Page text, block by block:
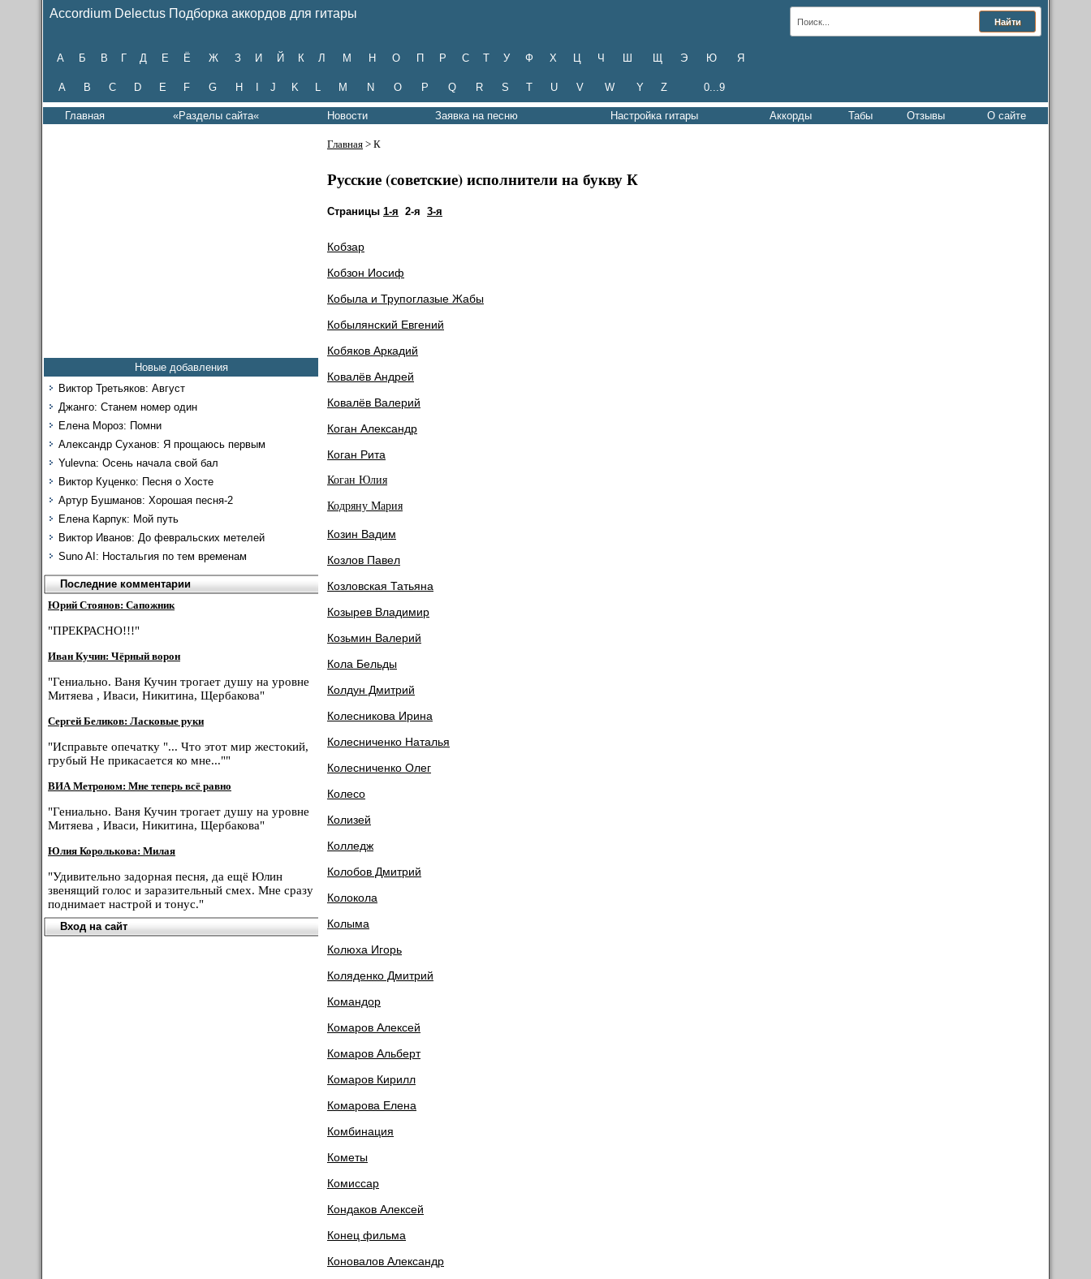
Accordium Delectus Подборка аккордов для гитары
А Б В Г Д Е Ё Ж З И Й К Л М Н О П Р С Т У Ф Х Ц Ч Ш Щ Э Ю Я
A B C D E F G H J K L M N O P Q R S T U V W Y Z 0...9
Главная «Разделы сайта« Новости Заявка на песню Настройка гитары Аккорды Табы Отзывы О сайте
Новые добавления
Виктор Третьяков: Август
Джанго: Станем номер один
Елена Мороз: Помни
Александр Суханов: Я прощаюсь первым
Yulevna: Осень начала свой бал
Виктор Куценко: Песня о Хосте
Артур Бушманов: Хорошая песня-2
Елена Карпук: Мой путь
Виктор Иванов: До февральских метелей
Suno AI: Ностальгия по тем временам
Последние комментарии
Юрий Стоянов: Сапожник
"ПРЕКРАСНО!!!"
Иван Кучин: Чёрный ворон
"Гениально. Ваня Кучин трогает душу на уровне
Митяева , Иваси, Никитина, Щербакова"
Сергей Беликов: Ласковые руки
"Исправьте опечатку "... Что этот мир жестокий,
грубый Не прикасается ко мне...""
ВИА Метроном: Мне теперь всё равно
"Гениально. Ваня Кучин трогает душу на уровне
Митяева , Иваси, Никитина, Щербакова"
Юлия Королькова: Милая
"Удивительно задорная песня, да ещё Юлин
звенящий голос и заразительный смех. Мне сразу
поднимает настрой и тонус."
Вход на сайт
Главная > К
Русские (советские) исполнители на букву К
Страницы 1-я 2-я 3-я
Кобзар
Кобзон Иосиф
Кобыла и Трупоглазые Жабы
Кобылянский Евгений
Кобяков Аркадий
Ковалёв Андрей
Ковалёв Валерий
Коган Александр
Коган Рита
Коган Юлия
Кодряну Мария
Козин Вадим
Козлов Павел
Козловская Татьяна
Козырев Владимир
Козьмин Валерий
Кола Бельды
Колдун Дмитрий
Колесникова Ирина
Колесниченко Наталья
Колесниченко Олег
Колесо
Колизей
Колледж
Колобов Дмитрий
Колокола
Колыма
Колюха Игорь
Коляденко Дмитрий
Командор
Комаров Алексей
Комаров Альберт
Комаров Кирилл
Комарова Елена
Комбинация
Кометы
Комиссар
Кондаков Алексей
Конец фильма
Коновалов Александр